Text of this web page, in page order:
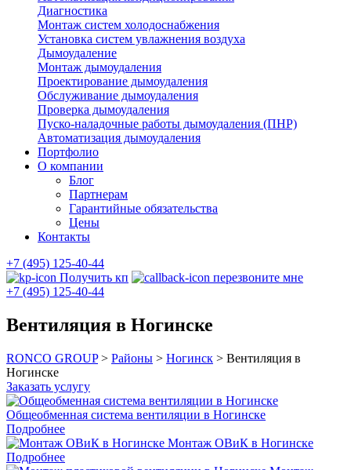
Диагностика
Монтаж систем холодоснабжения
Установка систем увлажнения воздуха
Дымоудаление
Монтаж дымоудаления
Проектирование дымоудаления
Обслуживание дымоудаления
Проверка дымоудаления
Пуско-наладочные работы дымоудаления (ПНР)
Автоматизация дымоудаления
Портфолио
О компании
Блог
Партнерам
Гарантийные обязательства
Цены
Контакты
+7 (495) 125-40-44
Получить кп
перезвоните мне
+7 (495) 125-40-44
Вентиляция в Ногинске
RONCO GROUP> Районы > Ногинск > Вентиляция в
Ногинске
Заказать услугу
Общеобменная система вентиляции в Ногинске
Подробнее
Монтаж ОВиК в Ногинске
Подробнее